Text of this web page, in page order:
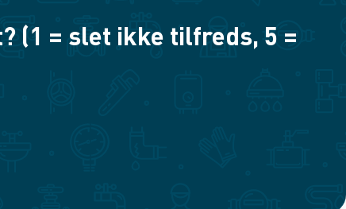
(1 = slet ikke tilfreds, 5 =